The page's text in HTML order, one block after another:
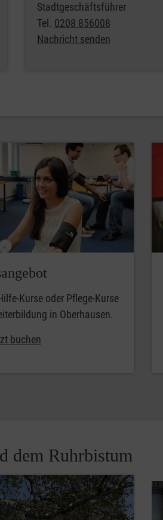
Stadtgeschäftsführer
Tel. 0208 856008
Nachricht senden
Kurse oder Pflege-Kurse
in Oberhausen.
buchen
dem Ruhrbistum